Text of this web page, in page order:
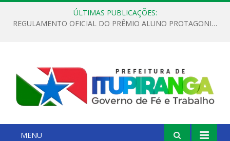
ÚLTIMAS PUBLICAÇÕES:
REGULAMENTO OFICIAL DO PRÊMIO ALUNO PROTAGONISTA – EDIÇÃO 2026
MENU